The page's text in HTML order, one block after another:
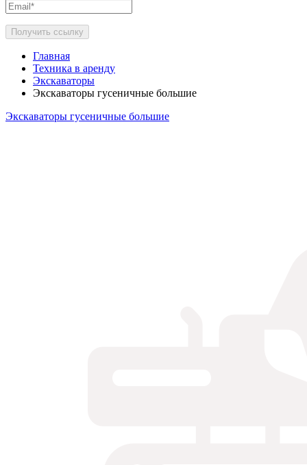
Получить ссылку
Главная
Техника в аренду
Экскаваторы
Экскаваторы гусеничные большие
Экскаваторы гусеничные большие